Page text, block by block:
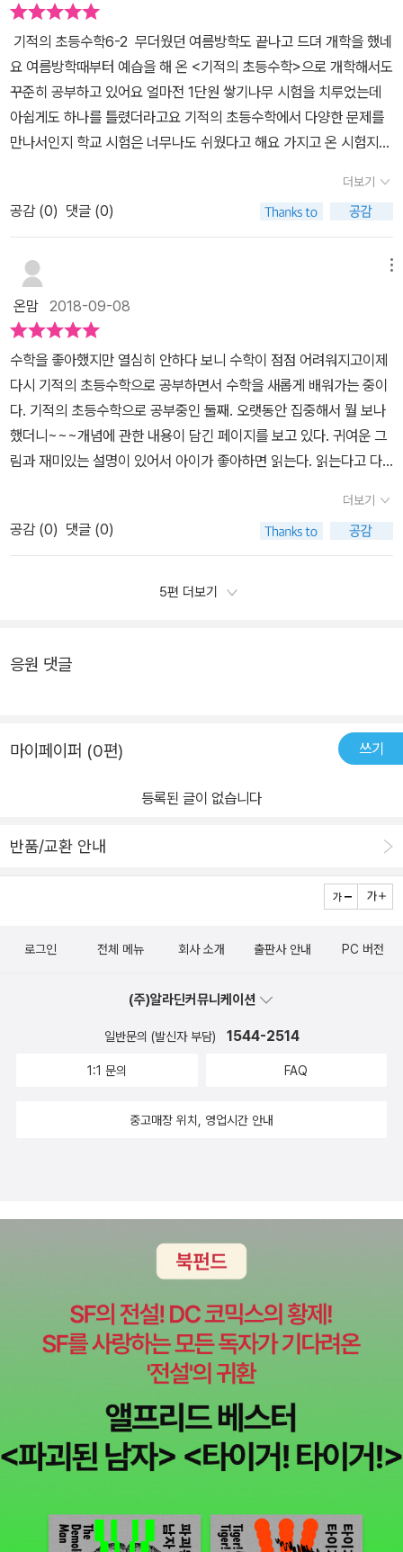
는데요,​6학년수학 정말 어렵지만 기적의 학습서 초등문제집은 흥미
있는 그림과 알기 쉬운 설명으로 교과서 기본 개념을 다질 수 있도록
구성되어 있습니다ㅣ.​또또또 기적의 초등수학 특징이라고 한다면, *
**< 개념만만 나의 말>, <기적특강>, <알고있지> 입니다.​이 코너들
은 꼭 잊지말고 머리 속에 저장 ㅎㅎㅎㅎㅎ ​둥근기둥 모양의 도형을
우리는 '원기둥'이라고 하지요?개념설명에 적힌 원기둥의 구성요소
그림을 보고 원기둥 모양의 물건을 모두 찾는 문제로 시작해 주었어
요. ​초등수학홈스쿨을 지도할 때 엄마선생님도 꼭 알아두어야 할 부
분은바로 <교과서 개념> 그래서 정말 필요한 부분은 이렇게 공부도
합니다.어어~~~~~~~~~~~~어, 뒤로 갈수록 원기둥의 겉넓이 구
개념만 잘 알고 있어서 풀 수 있을 거에요. ( 아이들 수학공부에 대해
선 엄마님의 지적질은 멈추지 않아요 ^^)​​ DAY1 첫 날, 원기둥의 부
피와 넓이 구하기 문제가 쪼옴 틀렸음에도 학교 시험 100점 문제풀
기에 도전했어요. 어떤 문제는' ~~가로와 세로의 길이를 나타내시
오'​라고 하였지만 원기둥의 전개도에서 숫자만 딸랑 적어 놓기도 하
고, 입체도형을 보고 원기둥이 아닌 이유 적기, 혹은 원기둥의 밑면의
지름을 구하는 문제도 있었습니다. 엄마가 채점한 결과, 답은 맞았지
만 풀이과정에서 조금 첨삭을 할 부분들은이렇게 볼펜으로 다시 적어
보게 하였어요. 필사의 힘이 조금은 발휘해 주기를 바라면서요~~~~​
하여 두었어요. 초등국어, 초등사회,초등과학의 경우에도 마찬가지입
은 잘 이어지고 있지만여기 ***개념만만 나의 말은 잘 적어놓고서
부분들이 수두룩,엄마는 다시.다시를 외쳤어요. 각기둥과 원기둥, 원
해 두는 것이 좋습니다. 98페이지 왜 음료수 캔은 원기둥인지 알아보
을 다 잡았겠지요? 아닐까요? ​아 어쩌죠? 학교 시험 100점 문제풀기
않을세라 엄마표수학을 꾸준히 해 온 영은양은풀이과정과 문제푸는
요. 왠일왠일 유형문제를 풀기전 ** 열쇠문제가 포인트였나봐요. 예
시작된지 1주일밖에 안되어 배우지 않은 <3단원 원기중, 원뿔, 구>의
다. ​ ​원, 원기둥, 원뿔의 공통점을 다시 떠올려 보기로 해요. 둥근
부분이 있는 물건들은 데구루루 잘 굴러갑니다. 그렇지요?그리고 공
면서굴러갑니다. 우리 주변에서 비슷한 물건들을 찾아서 확인해 보는
다. 왠지 엄마가 더 막 찾아야 할듯한 분위기이기도 했다능~~~~​ ​​​초
등6학년 영은양, 개학을 하면 공부량 줄여 준다더니엄마가 계속 내
준다고 투덜투덜 ㅎㅎㅎㅎ초등학생 새학기가 시작된지 5일차, 기적
의 초등수학을 펼쳤어요. <4단원 비율 그래프>는 조금 쉽다며 미소
까지 짓고 문제를 풀기 시작합니다. * 비율이 무엇인지 알아보기 쉽
게 휴대전화를 예로, 그림으로 딱 보여주면서 4단원 들어갑니다. ​ ​​
이번 단원에서는 띠그래프의 이해,띠 그래프 그리기를 배우게 됩니
다. 전체에 대한 각 구분의 비율을 띠 모양으로 나타낸 그래프는 '띠그
래프'이며,띠그래프의 특징도 잘 익혀주세요. <개념만만 나의 말> 훑
고 지나가 볼까요?- 띠그래프에서 길이가 가장 긴 항목의 비율이 가
율이 더 쉽다더니, 문제를 풀어보니 딱 나옵니다. 띠그래프에 재능이
동이 된다는 거 팍팍 느끼고 있읍죠 ^^ 헉!어디서 많이 듣던 말 같지
않나요?이게 바로 우리 가족이에요.울 아들에 대한 저의 잔소리가 완
전히 사라지진 않았지만 잔소리의 빈도와 수가 기적의 초등수학과 함
께 수학공부를 하면서 줄어든 건 사실이에요.잔소리를 적게 하니, 아
들도 좋고 , 저도 좋고..우리 가정에는 웃음꽃이 한 두 개씩 서서히 피
고 있답니다. 학부모 교육/ 강연회에 가서 수업을 들어보면 다른 과
다고들 하지요. 모든 것이 탄탄한 개념에서 파생되어 온다고....공부
잘 하는 방법들 중의 하나는 내가 직접 다르 사람에게 가르치는 것이
지요.길벗스쿨 ㅣ 기적의 초등수학의 책에 같이 붙어 있는[개념쓰기
의 힘]은 내 손으로 직접 써 보는 개념 map 이에요.개념을 직접 쓰면
서 내가 선생님이 된 듯..기르친다고 생각하며 쓰면 완전 도움이 되지
요.€개념쓰기의 힘~~!!!!!수학도 말하고 쓰면서 공부를 하면 토론 능
력과 논리적 사고력이 팍팍 .. 는 답니다.쓸 수 있어야 진짜 아는 것,
개념을 완벽히 아는지 확인 가능하지요단원마다 개념MAP을 그리며
좌뇌 (글) 우뇌 (그림)을 모두 사용하여 단원의 핵심내용을 딴따하게
기억 가능하구요한 단원 개념을 한 장으로 정리한 나만의 개념요약집
은 시험 전에 .. 공부 마무리로 사용할 수 있지요.완전 좋죠~~~...개
념쓰기의 힘~~!!!!멋집니다.개념쓰기를 어떻게 해야할지 감이 안 오
서 모으면 세상에 하나밖에 없는 나만의 초등수학 개념집이 되겠지
요... 아래 글 좀 보세요..혹시 .. 우리 집 이야기를 쓴 것 같지 않나요?
ㅋㅋ위의 글에 쓰여 있는 초등수학에 대한 태도가 바로 바로 우리 아
들이였답니다. 기적의 초등수학의 알차고 DAY별로 짜여진 책의 구
아들도 4쪽은 잘 받아들이더라구요. 교재의 상다띠의 색깔로 오늘
들입니다.어려운 것들 많이 배우네요.기적의 초등수학과 함께 천천히
차근차근 해 나야야겠습니다.(참고로.. 저는 개인적으로 길벗스쿨의
기적의 초등수학은선행용으로 하진 않고학기중에 예/복습용으로 사
엔 조금 벅차더라구요.방학동안은 다른 쉬운 책으로 공부하고..학기
의초등수학.. 추천합니데이~~... ) €매 단원마다 이렇게 학습 계획을
세울 수가 있어서 너무 좋아요.학교 지도에 맞춰 .. 또는 약간 빠르게
진행하면 아주 좋지요€.초등수학, 6학년2학기, 1단원 .. 같이 살펴 볼
은 쌓기 나무 / 연결큐브도 학교정규시간에 배우는 군요.쌓기나무의
€학교 수업 바로 전 날이나 .. 또는 복습용으로 .. 이렇게 개념을 한 번
더 정리를 해 보아요.개념바로 잡고 정리하는 건 항상 중요하지
€€ 어때요?길벗스쿨의 기적의 초등수학..에게우리 아이 한 학기 맡
며 길을 헤멜필요가 없으면 그것도 참 유쾌한 일이겠다. :)전체적으
로 파스텔톤의 아기자기한 책 구성도 합격점이다. 게임을 위해서
든 놀기를 위해서든 하루 분량을 스스로 하다보면 실력이 쌓이는 날
이 오겠지!개념 엑티비티나 소책자 개념쓰기의 힘. 마인드맵처럼 완
성하는거 같다. 쓸 수 있어야 진짜 알게되는건 언제나 진리니까.개념
쓰기의 힘 책자는 무료다운로드가 가능하구나.https://goo.gl/g7r7
91그밖에 책소개 참고 동영상https://youtu.be/eaFPW8zZjiQ#
길벗스쿨 학습서포터즈#길벗스쿨 #기적의학습서 #기적의초등수
기적의 초등수학6-2 무더웠던 여름방학도 끝나고 드뎌 개학을 했네
요 여름방학때부터 예습을 해 온 <기적의 초등수학>으로 개학해서도
꾸준히 공부하고 있어요 얼마전 1단원 쌓기나무 시험을 치루었는데
아쉽게도 하나를 틀렸더라고요 기적의 초등수학에서 다양한 문제를
만나서인지 학교 시험은 너무나도 쉬웠다고 해요 가지고 온 시험지를
이 많이 되었던것 같아요 #기적의초등수학 #길버스쿨 #기적의학습
서 #초등수학 #초등수학문제집 #초등수학문제집추천#수학문제 #
초등학교6학년수학 #수학문제집 https://www.youtube.com/
watch?v=eaFPW8zZjiQ&feature=youtu.be 개념쓰기의
힘! ①쓸 수 있어야 진짜 아는 것, 개념을 완벽히 아는지 확인해 보세
요②단원마다 개념 map을 그리면, 좌뇌(글) 우뇌(그림)를 모두 사용
하여 단원의 핵심 내용을 딴딴하게 기억할 수 있어요③한 단원 개념
을 한 장으로 정리한 나만의 개념요약집으로 시험 전에 활용해요 단
원이 끝나면 아이가 스스로 정리를 해 보고 있어요 반복을 많이 한만
큼 원기둥, 원뿔, 구에 대해서는 확실히 개념이해가 되었지 싶어요 ​
길벗 홈페이지에서는 전학년 전학기 ​'개념쓰기의 힘' 무료다운로드 서
비스를 제공하고 있어요​↓↓​↓↓​↓↓​↓↓​↓↓​↓↓​​​http://schoo
l.gilbut.co.kr/community/eventEndView.aspx?seq=2879&c
ntTF=T 하루4쪽 습관설계 ​​- ONE DAY 학습 설계로 계획을 세우
교재 상단띠의 색깔로 공부할 부분의 학습 목표와 난이도를 바로 알
은 C단계, 고난도 문제해결력 을 공부하는 날! 4 DAY 파란색은 단원
책 문제를 풀었어요​​​개념을 익히고 문제를 바로 푸니 확실히 실수도
다음 학년에 배울 내용을 연결해주니 아이도 문제 풀면서 도움이 많
요 시험 콕 문제는 시험에 나올 확률이 많으니 아이도 더 신중하게 푸
가다보니 서술형 문제에도 자신감이 생겼나 싶어요 개념 ACTIV
을 통합하고 확장해요 수학은 앞의 개념을 바탕으로 뒤의 개념이 확
요하답니다 모나리자와 신윤복의 미인도는 아이가 잘 알고 있는 그림
이였어요 레오나르드 다빈치 전시회에도 갔다 온 적이 있었거든요 동
자연스레 알게 되었어요 비례배분 문제도 익힘책 문제를 먼저 풀
제도 계속 접하니 혼자서도 잘 풀더라고요 난이도 있는 문제도 열
쇠문제가 먼저 나와 있으니 문제 푸는 힌트가 되어서 혼자서도 곧잘
풀었어요 시간이 조금 걸리더라도 스스로 풀 수 있게끔 하고 있는데
그래서인지 몰라보게 실력이 늘었어요 고난도 문제는 한 번 푸는
것으로는 부족하기 때문에 여러 번 훈련을 해야 해요 어려운 문제도
스스로 풀어봄으로써 풀 수 있다라는 자신감을 가진것 같아요 풀다가
지우기도 하고 이게 맞나 생각해보기도 하고 자기만의 방식으로 푸는
모습을 볼 수 있었어요 고난도 문제까지 풀다 보면 단원평가는 쉽게
느껴지는지 푸는 속도도 빨라지네요​이 정도면 학교 단원평가도 걱정
안해도 되지 싶어요​​​ 3단원 원기둥, 원뿔, 구 교과서 개념은 흥미 있
는 그림과 알기 쉬운 설명으로 나와 있어서 개념다지기에 좋아요 원
를 이용하여 원기둥의 겉넓이 구하기는 공식을 알고 있음에도 불구하
더보기
공감 (0) 댓글 (0)
온맘 2018-09-08
수학을 좋아했지만 열심히 안하다 보니 수학이 점점 어려워지고이제
다시 기적의 초등수학으로 공부하면서 수학을 새롭게 배워가는 중이
다. 기적의 초등수학으로 공부중인 둘째. 오랫동안 집중해서 뭘 보나
했더니~~~개념에 관한 내용이 담긴 페이지를 보고 있다. 귀여운 그
림과 재미있는 설명이 있어서 아이가 좋아하면 읽는다. 읽는다고 다
래도 모르면 형이나 아빠의 도움을 받는다. 기적의 초등수학은 혼자
할 수 있도록 점진적 반복 문제로 이루어져있다. 꾸준히 할 수 있도록
옆에서 계속 동기부여는 필요한 상태이지만, 기적의 초등수학 문제
푸는걸 재미있어 하니 다행이다. 실력향상은 아직 멀어서 많이 기다
더보기
공감 (0) 댓글 (0)
5편 더보기
응원 댓글
마이페이퍼 (0편) 쓰기
등록된 글이 없습니다
반품/교환 안내
로그인 전체 메뉴 회사 소개 출판사 안내 PC 버전
(주)알라딘커뮤니케이션
일반문의 (발신자 부담) 1544-2514
1:1 문의 FAQ
중고매장 위치, 영업시간 안내